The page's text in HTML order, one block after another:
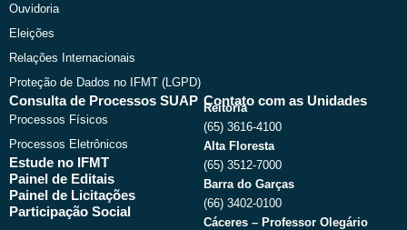
Ouvidoria
Eleições
Relações Internacionais
Proteção de Dados no IFMT (LGPD)
Consulta de Processos SUAP
Processos Físicos
Processos Eletrônicos
Estude no IFMT
Painel de Editais
Painel de Licitações
Participação Social
Contato com as Unidades
Reitoria
(65) 3616-4100
Alta Floresta
(65) 3512-7000
Barra do Garças
(66) 3402-0100
Cáceres – Professor Olegário